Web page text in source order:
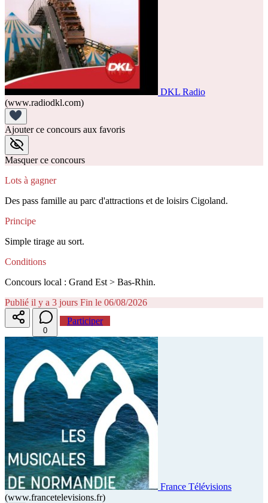
DKL Radio
(www.radiodkl.com)
Ajouter ce concours aux favoris
Masquer ce concours
Lots à gagner
Des pass famille au parc d'attractions et de loisirs Cigoland.
Principe
Simple tirage au sort.
Conditions
Concours local : Grand Est > Bas-Rhin.
Publié il y a 3 jours Fin le 06/08/2026
0
Participer
France Télévisions
(www.francetelevisions.fr)